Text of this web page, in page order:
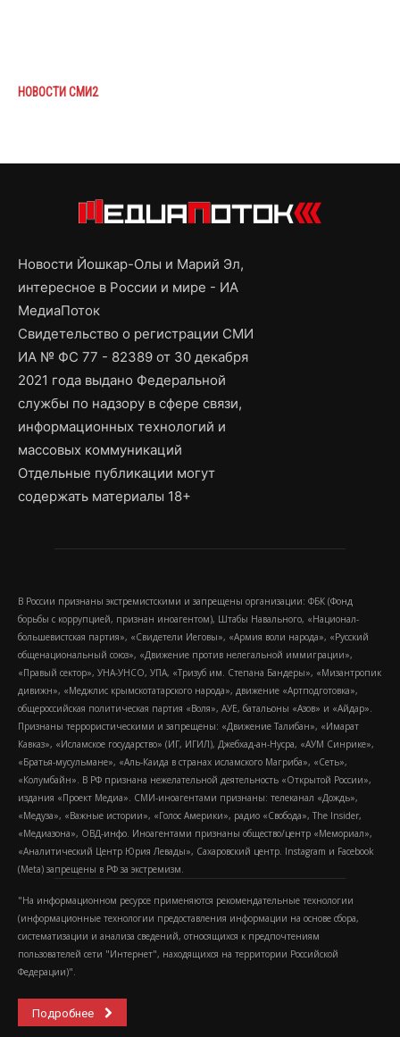
НОВОСТИ СМИ2
Новости Йошкар-Олы и Марий Эл,
интересное в России и мире - ИА
МедиаПоток
Свидетельство о регистрации СМИ
ИА № ФС 77 - 82389 от 30 декабря
2021 года выдано Федеральной
службы по надзору в сфере связи,
информационных технологий и
массовых коммуникаций
Отдельные публикации могут
содержать материалы 18+
В России признаны экстремистскими и запрещены организации: ФБК (Фонд
борьбы с коррупцией, признан иноагентом), Штабы Навального, «Национал-
большевистская партия», «Свидетели Иеговы», «Армия воли народа», «Русский
общенациональный союз», «Движение против нелегальной иммиграции»,
«Правый сектор», УНА-УНСО, УПА, «Тризуб им. Степана Бандеры», «Мизантропик
дивижн», «Меджлис крымскотатарского народа», движение «Артподготовка»,
общероссийская политическая партия «Воля», АУЕ, батальоны «Азов» и «Айдар».
Признаны террористическими и запрещены: «Движение Талибан», «Имарат
Кавказ», «Исламское государство» (ИГ, ИГИЛ), Джебхад-ан-Нусра, «АУМ Синрике»,
«Братья-мусульмане», «Аль-Каида в странах исламского Магриба», «Сеть»,
«Колумбайн». В РФ признана нежелательной деятельность «Открытой России»,
издания «Проект Медиа». СМИ-иноагентами признаны: телеканал «Дождь»,
«Медуза», «Важные истории», «Голос Америки», радио «Свобода», The Insider,
«Медиазона», ОВД-инфо. Иноагентами признаны общество/центр «Мемориал»,
«Аналитический Центр Юрия Левады», Сахаровский центр. Instagram и Facebook
(Metа) запрещены в РФ за экстремизм.
"На информационном ресурсе применяются рекомендательные технологии
(информационные технологии предоставления информации на основе сбора,
систематизации и анализа сведений, относящихся к предпочтениям
пользователей сети "Интернет", находящихся на территории Российской
Федерации)".
Подробнее